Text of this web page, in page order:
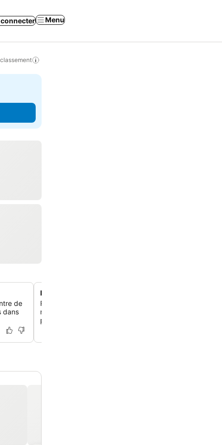
connecter Menu
de
dans
Installations bien-être et spa complètes
Ressource-toi à l'Iris Spa & Wellness Centre, qui
massages, des soins corporels, des soins du visage, un
piscine intérieure chauffée.